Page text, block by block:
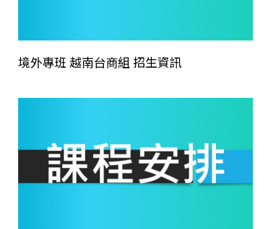
境外專班 越南台商組 招生資訊